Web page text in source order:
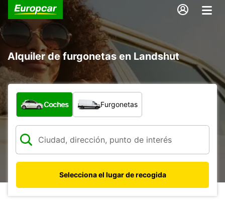
Alquiler de furgonetas en Landshut
¿Qué tipo de vehículo?
Coches Furgonetas
Selecciona el lugar de recogida